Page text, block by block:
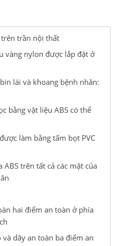
trần nội thất
vàng nylon được lắp đặt ở
lái và khoang bệnh nhân:
bằng vật liệu ABS có thể
làm bằng tấm bọt PVC
trên tất cả các mặt của
hai điểm an toàn ở phía
dây an toàn ba điểm an